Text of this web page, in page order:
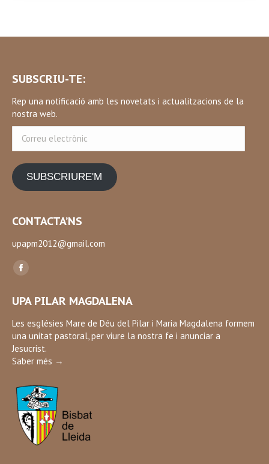
SUBSCRIU-TE:
Rep una notificació amb les novetats i actualitzacions de la
nostra web.
electrònic
SUBSCRIURE'M
CONTACTA’NS
upapm2012@gmail.com
Find us on:
Facebook
opens
in
new
window
UPA PILAR MAGDALENA
Les esglésies Mare de Déu del Pilar i Maria Magdalena formem
una unitat pastoral, per viure la nostra fe i anunciar a
Jesucrist.
Saber més →